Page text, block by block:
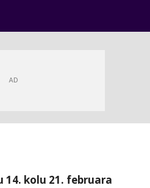
14. kolu 21. februara